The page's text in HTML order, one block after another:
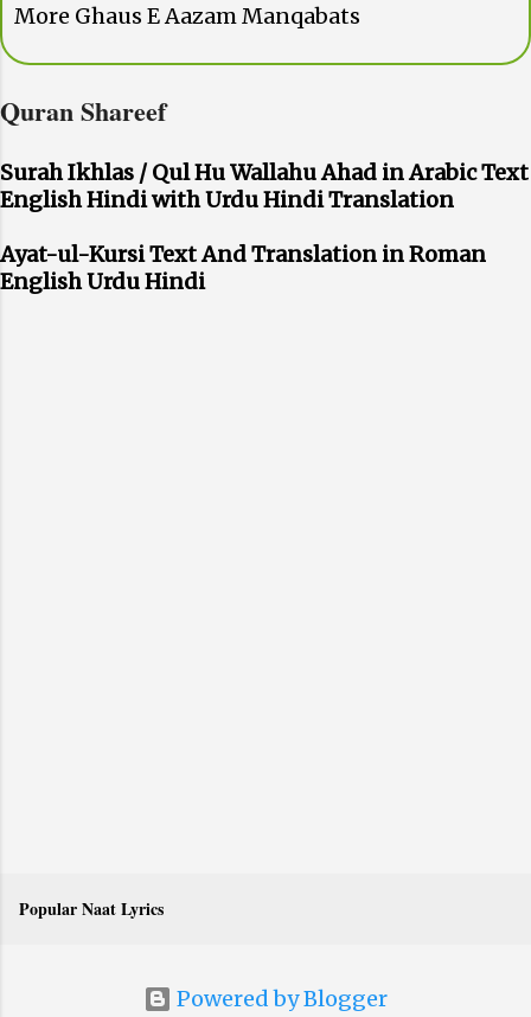
More Ghaus E Aazam Manqabats
Quran Shareef
Surah Ikhlas / Qul Hu Wallahu Ahad in Arabic Text
English Hindi with Urdu Hindi Translation
Ayat-ul-Kursi Text And Translation in Roman
English Urdu Hindi
Popular Naat Lyrics
Powered by Blogger